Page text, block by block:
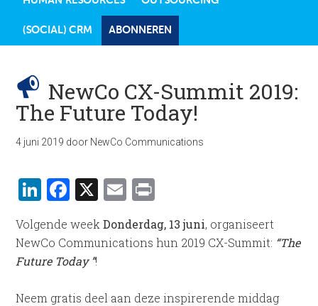
(SOCIAL) CRM ABONNEREN
NewCo CX-Summit 2019:
The Future Today!
4 juni 2019 door NewCo Communications
LinkedIn
Facebook
X Email
Volgende weekDonderdag, 13 juni, organiseert
NewCo Communications hun 2019 CX-Summit: “The
Future Today ”!
Neem gratis deel aan deze inspirerende middag